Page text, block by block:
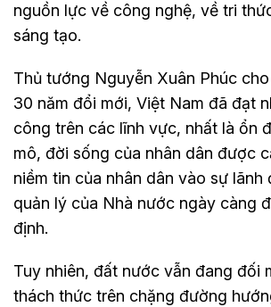
nguồn lực về công nghệ, về tri
sáng tạo.
Thủ tướng Nguyễn Xuân Phúc
30 năm đổi mới, Việt Nam đã đạt
công trên các lĩnh vực, nhất là ổn
mô, đời sống của nhân dân được
niềm tin của nhân dân vào sự lãnh
quản lý của Nhà nước ngày càng
định.
Tuy nhiên, đất nước vẫn đang đối
thách thức trên chặng đường